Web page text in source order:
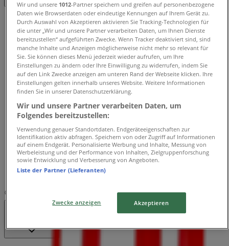
Sonntag
10:00 - 20:00
Montag
10:00 - 20:00
Dienstag
10:00 - 20:00
Mittwoch
Donnerstag
10:00 - 20:00
Freitag
10:00 - 20:00
Samstag
Geschlossen
Wir und unsere 1012-Partner speichern und greifen auf personenbezogene
Daten wie Browserdaten oder eindeutige Kennungen auf Ihrem Gerät zu.
Durch Auswahl von Akzeptieren aktivieren Sie Tracking-Technologien für
die unter „Wir und unsere Partner verarbeiten Daten, um Ihnen Dienste
bereitzustellen“ aufgeführten Zwecke. Wenn Tracker deaktiviert sind, sind
manche Inhalte und Anzeigen möglicherweise nicht mehr so relevant für
Sie. Sie können dieses Menü jederzeit wieder aufrufen, um Ihre
Einstellungen zu ändern oder Ihre Einwilligung zu widerrufen, indem Sie
auf den Link Zwecke anzeigen am unteren Rand der Webseite klicken. Ihre
Einstellungen gelten innerhalb unseres Website. Weitere Informationen
finden Sie in unserer Datenschutzerklärung.
Wir und unsere Partner verarbeiten Daten, um
Folgendes bereitzustellen:
Verwendung genauer Standortdaten. Endgeräteeigenschaften zur
Identifikation aktiv abfragen. Speichern von oder Zugriff auf Informationen
auf einem Endgerät. Personalisierte Werbung und Inhalte, Messung von
Werbeleistung und der Performance von Inhalten, Zielgruppenforschung
sowie Entwicklung und Verbesserung von Angeboten.
Liste der Partner (Lieferanten)
Zwecke anzeigen Akzeptieren